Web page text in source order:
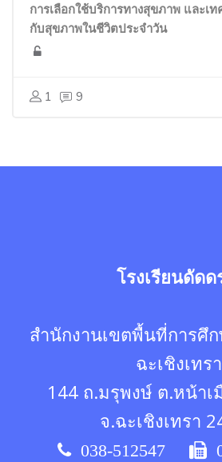
การเลือกใช้บริการทางสุขภาพ และเ
กับสุขภาพในชีวิตประจำวัน
1 9
โรงเรียนดัด
สำนักงานเขตพื้นที่การศึ
ฉะเชิงเทรา
144 ถ.มรุพงษ์ ต.หน้าเ
จ.ฉะเชิงเทรา
038-512547